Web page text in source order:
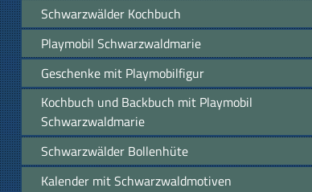
Schwarzwälder Kochbuch
Playmobil Schwarzwaldmarie
Geschenke mit Playmobilfigur
Kochbuch und Backbuch mit Playmobil
Schwarzwaldmarie
Schwarzwälder Bollenhüte
Kalender mit Schwarzwaldmotiven